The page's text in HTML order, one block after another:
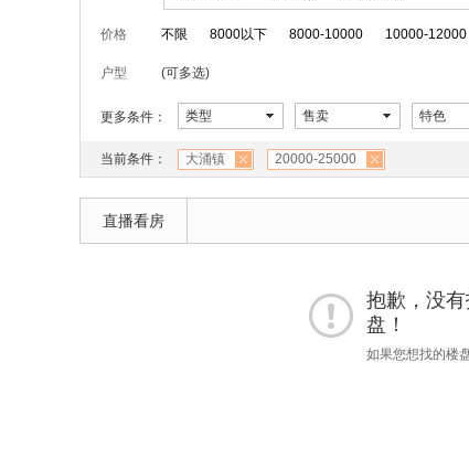
价格 不限 8000以下 8000-10000 10000-12000
户型 (可多选)
更多条件： 类型 售卖 特色
当前条件： 大涌镇 20000-25000
直播看房
抱歉，没
盘！
如果您想找的楼